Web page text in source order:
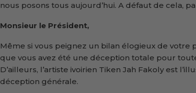
nous posons tous aujourd’hui. A défaut de cela,
Monsieur le Président,
Même si vous peignez un bilan élogieux de votre
que vous avez été une déception totale pour
D’ailleurs, l’artiste ivoirien Tiken Jah Fakoly est
déception générale.